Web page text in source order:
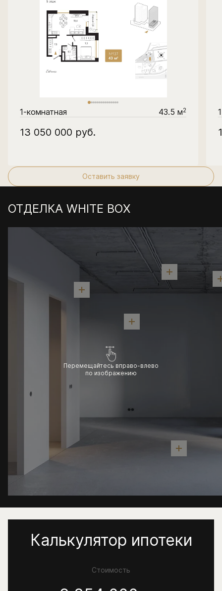
1-комнатная 43.5 м2
13 050 000 руб.
Оставить заявку
ОТДЕЛКА WHITE BOX
Перемещайтесь вправо-влево
по изображению
Калькулятор ипотеки
Стоимость